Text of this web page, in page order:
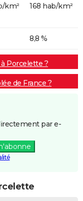
km² 168 hab/km²
8,8 %
Porcelette ?
de France ?
par e-